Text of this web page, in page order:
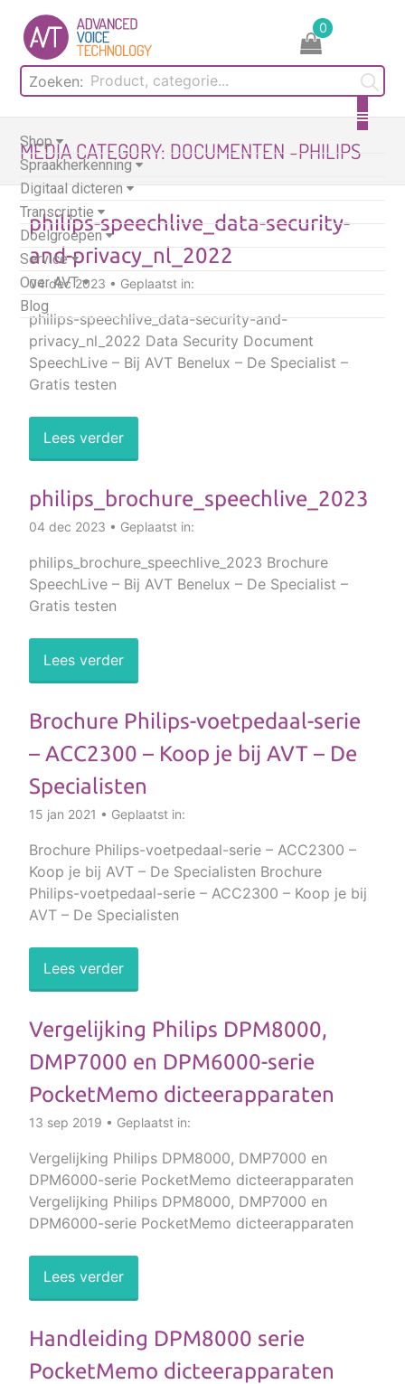
content
Zoeken:
0
Shop
Spraakherkenning
Digitaal dicteren
Transcriptie
Doelgroepen
Service
Over AVT
Blog
MEDIA CATEGORY: DOCUMENTEN -PHILIPS
philips-speechlive_data-security-
and-privacy_nl_2022
04 dec 2023 • Geplaatst in:
philips-speechlive_data-security-and-
privacy_nl_2022 Data Security Document
SpeechLive – Bij AVT Benelux – De Specialist –
Gratis testen
Lees verder
philips_brochure_speechlive_2023
04 dec 2023 • Geplaatst in:
philips_brochure_speechlive_2023 Brochure
SpeechLive – Bij AVT Benelux – De Specialist –
Gratis testen
Lees verder
Brochure Philips-voetpedaal-serie
– ACC2300 – Koop je bij AVT – De
Specialisten
15 jan 2021 • Geplaatst in:
Brochure Philips-voetpedaal-serie – ACC2300 –
Koop je bij AVT – De Specialisten Brochure
Philips-voetpedaal-serie – ACC2300 – Koop je bij
AVT – De Specialisten
Lees verder
Vergelijking Philips DPM8000,
DMP7000 en DPM6000-serie
PocketMemo dicteerapparaten
13 sep 2019 • Geplaatst in:
Vergelijking Philips DPM8000, DMP7000 en
DPM6000-serie PocketMemo dicteerapparaten
Vergelijking Philips DPM8000, DMP7000 en
DPM6000-serie PocketMemo dicteerapparaten
Lees verder
Handleiding DPM8000 serie
PocketMemo dicteerapparaten